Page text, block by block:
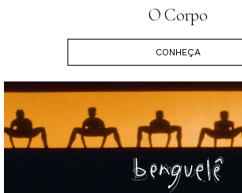
O Corpo
CONHEÇA